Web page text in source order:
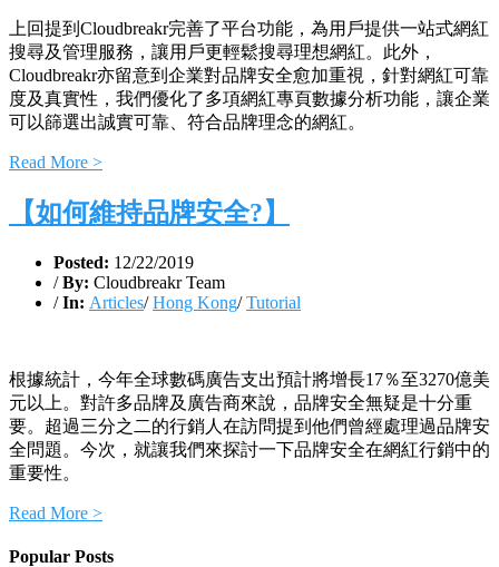
上回提到Cloudbreakr完善了平台功能，為用戶提供一站式網紅
搜尋及管理服務，讓用戶更輕鬆搜尋理想網紅。此外，
Cloudbreakr亦留意到企業對品牌安全愈加重視，針對網紅可靠
度及真實性，我們優化了多項網紅專頁數據分析功能，讓企業
可以篩選出誠實可靠、符合品牌理念的網紅。
Read More >
【如何維持品牌安全?】
Posted: 12/22/2019
/ By: Cloudbreakr Team
/ In: Articles/Hong Kong/Tutorial
根據統計，今年全球數碼廣告支出預計將增長17％至3270億美
元以上。對許多品牌及廣告商來說，品牌安全無疑是十分重
要。超過三分之二的行銷人在訪問提到他們曾經處理過品牌安
全問題。今次，就讓我們來探討一下品牌安全在網紅行銷中的
重要性。
Read More >
Popular Posts